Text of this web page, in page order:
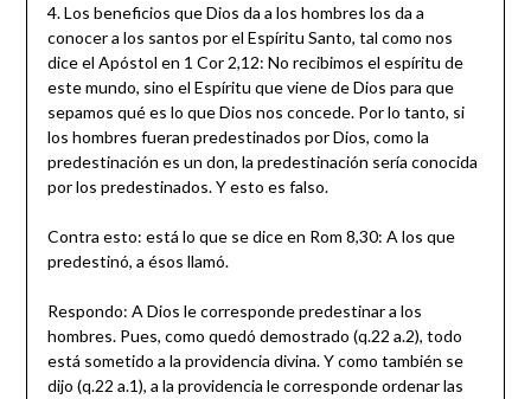
4. Los beneficios que Dios da a los hombres los da a
conocer a los santos por el Espíritu Santo, tal como nos
dice el Apóstol en 1 Cor 2,12: No recibimos el espíritu de
este mundo, sino el Espíritu que viene de Dios para que
sepamos qué es lo que Dios nos concede. Por lo tanto, si
los hombres fueran predestinados por Dios, como la
predestinación es un don, la predestinación sería conocida
por los predestinados. Y esto es falso.
Contra esto: está lo que se dice en Rom 8,30: A los que
predestinó, a ésos llamó.
Respondo: A Dios le corresponde predestinar a los
hombres. Pues, como quedó demostrado (q.22 a.2), todo
está sometido a la providencia divina. Y como también se
dijo (q.22 a.1), a la providencia le corresponde ordenar las